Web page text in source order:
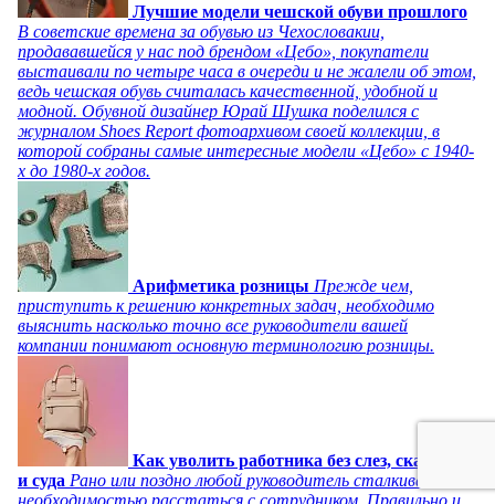
Лучшие модели чешской обуви прошлого
В советские времена за обувью из Чехословакии,
продававшейся у нас под брендом «Цебо», покупатели
выстаивали по четыре часа в очереди и не жалели об этом,
ведь чешская обувь считалась качественной, удобной и
модной. Обувной дизайнер Юрай Шушка поделился с
журналом Shoes Report фотоархивом своей коллекции, в
которой собраны самые интересные модели «Цебо» с 1940-
х до 1980-х годов.
Арифметика розницы Прежде чем,
приступить к решению конкретных задач, необходимо
выяснить насколько точно все руководители вашей
компании понимают основную терминологию розницы.
Как уволить работника без слез, скандала
и суда Рано или поздно любой руководитель сталкивается с
необходимостью расстаться с сотрудником. Правильно и